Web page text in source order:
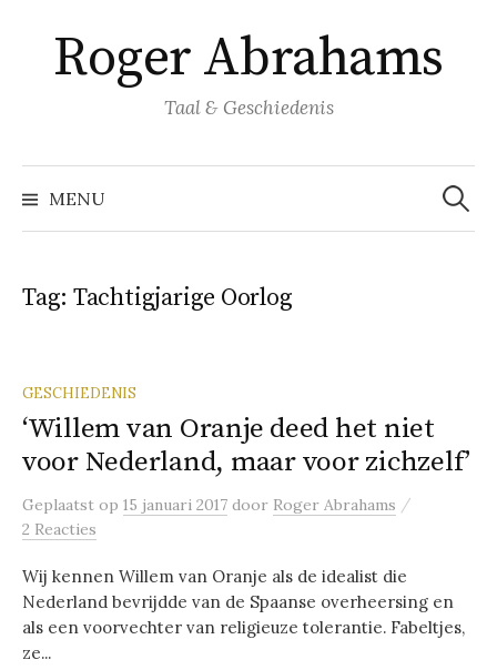
inhoud
springen
Roger Abrahams
Taal & Geschiedenis
MENU
Zoeken
naar:
Tag: Tachtigjarige Oorlog
GESCHIEDENIS
‘Willem van Oranje deed het niet
voor Nederland, maar voor zichzelf’
Geplaatst op 15 januari 2017 door Roger Abrahams /
2 Reacties
Wij kennen Willem van Oranje als de idealist die
Nederland bevrijdde van de Spaanse overheersing en
als een voorvechter van religieuze tolerantie. Fabeltjes,
ze...